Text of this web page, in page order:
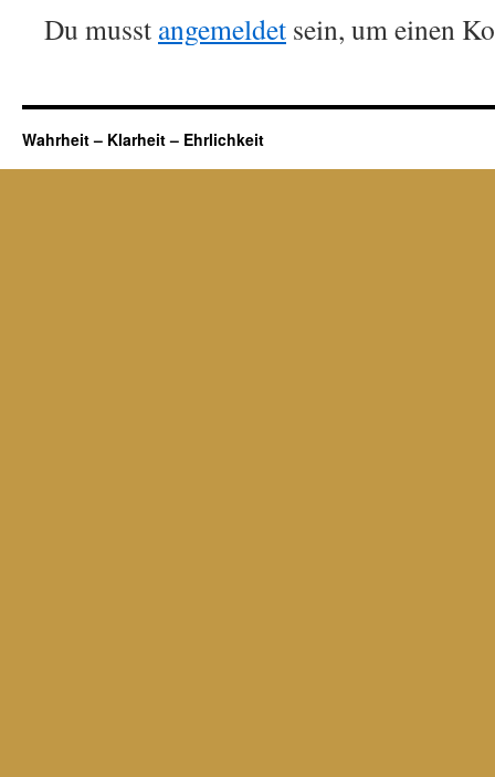
Du musst angemeldet sein, um einen
Wahrheit – Klarheit – Ehrlichkeit